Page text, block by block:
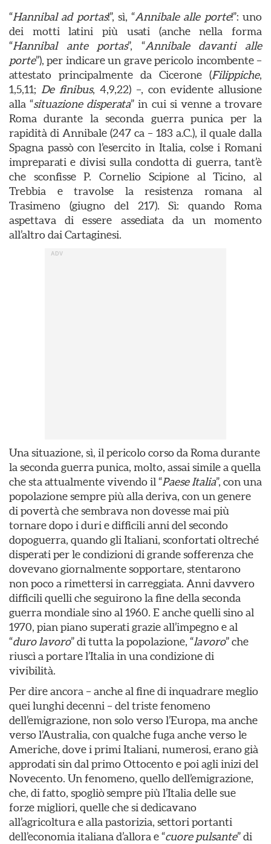
“Hannibal ad portas!”, sì, “Annibale alle porte!”: uno
dei motti latini più usati (anche nella forma
“Hannibal ante portas”, “Annibale davanti alle
porte”), per indicare un grave pericolo incombente –
attestato principalmente da Cicerone (Filippiche,
1,5,11; De finibus, 4,9,22) –, con evidente allusione
alla “situazione disperata” in cui si venne a trovare
Roma durante la seconda guerra punica per la
rapidità di Annibale (247 ca – 183 a.C.), il quale dalla
Spagna passò con l’esercito in Italia, colse i Romani
impreparati e divisi sulla condotta di guerra, tant’è
che sconfisse P. Cornelio Scipione al Ticino, al
Trebbia e travolse la resistenza romana al
Trasimeno (giugno del 217). Sì: quando Roma
aspettava di essere assediata da un momento
all’altro dai Cartaginesi.
Una situazione, sì, il pericolo corso da Roma durante
la seconda guerra punica, molto, assai simile a quella
che sta attualmente vivendo il “Paese Italia”, con una
popolazione sempre più alla deriva, con un genere
di povertà che sembrava non dovesse mai più
tornare dopo i duri e difficili anni del secondo
dopoguerra, quando gli Italiani, sconfortati oltreché
disperati per le condizioni di grande sofferenza che
dovevano giornalmente sopportare, stentarono
non poco a rimettersi in carreggiata. Anni davvero
difficili quelli che seguirono la fine della seconda
guerra mondiale sino al 1960. E anche quelli sino al
1970, pian piano superati grazie all’impegno e al
“duro lavoro” di tutta la popolazione, “lavoro” che
riuscì a portare l’Italia in una condizione di
vivibilità.
Per dire ancora – anche al fine di inquadrare meglio
quei lunghi decenni – del triste fenomeno
dell’emigrazione, non solo verso l’Europa, ma anche
verso l’Australia, con qualche fuga anche verso le
Americhe, dove i primi Italiani, numerosi, erano già
approdati sin dal primo Ottocento e poi agli inizi del
Novecento. Un fenomeno, quello dell’emigrazione,
che, di fatto, spogliò sempre più l’Italia delle sue
forze migliori, quelle che si dedicavano
all’agricoltura e alla pastorizia, settori portanti
dell’economia italiana d’allora e “cuore pulsante” di